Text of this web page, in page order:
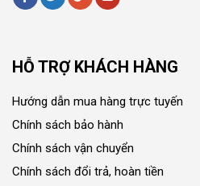
HỖ TRỢ KHÁCH HÀNG
Hướng dẫn mua hàng trực tuyến
Chính sách bảo hành
Chính sách vận chuyển
Chính sách đổi trả, hoàn tiền